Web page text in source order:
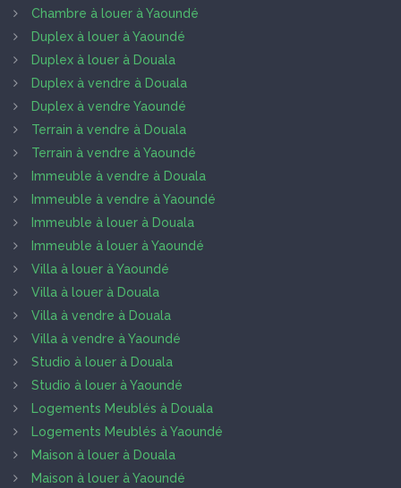
Chambre à louer à Yaoundé
Duplex à louer à Yaoundé
Duplex à louer à Douala
Duplex à vendre à Douala
Duplex à vendre Yaoundé
Terrain à vendre à Douala
Terrain à vendre à Yaoundé
Immeuble à vendre à Douala
Immeuble à vendre à Yaoundé
Immeuble à louer à Douala
Immeuble à louer à Yaoundé
Villa à louer à Yaoundé
Villa à louer à Douala
Villa à vendre à Douala
Villa à vendre à Yaoundé
Studio à louer à Douala
Studio à louer à Yaoundé
Logements Meublés à Douala
Logements Meublés à Yaoundé
Maison à louer à Douala
Maison à louer à Yaoundé